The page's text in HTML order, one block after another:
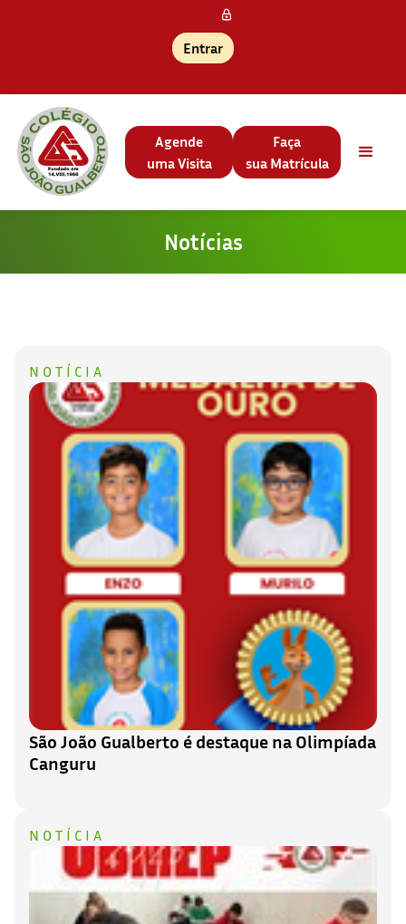
Entrar
Agende
uma Visita
Faça
sua Matrícula
Notícias
NOTÍCIA
São João Gualberto é destaque na Olimpíada
Canguru
NOTÍCIA